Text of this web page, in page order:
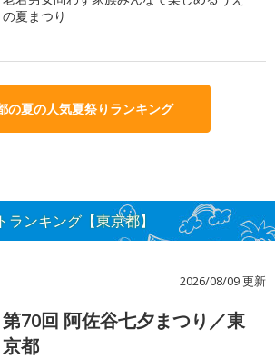
の夏まつり
の夏の人気夏祭りランキング
ンキング【東京都】
2026/08/09 更新
第70回 阿佐谷七夕まつり／東
京都